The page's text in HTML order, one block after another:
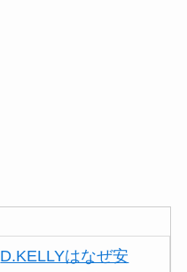
D.KELLYはなぜ安